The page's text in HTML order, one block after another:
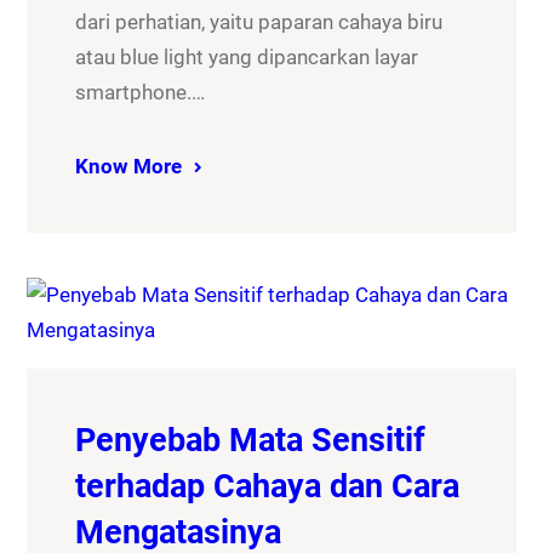
dari perhatian, yaitu paparan cahaya biru
atau blue light yang dipancarkan layar
smartphone.…
Know More
Penyebab Mata Sensitif
terhadap Cahaya dan Cara
Mengatasinya